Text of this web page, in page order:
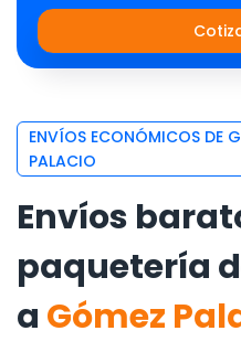
ENVÍOS ECONÓMICOS DE
PALACIO
Envíos
paquetería
a Gómez